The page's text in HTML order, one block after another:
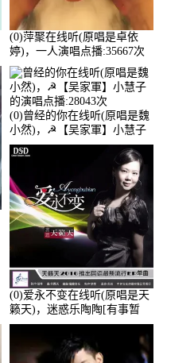
(0)萍聚在线听(原唱是卓依
婷)，一人演唱点播:35667次
(0)曾经的你在线听(原唱是魏
小然)，☭【吴家軍】小慧子
的演唱点播:28043次
(0)爱永不变在线听(原唱是天
籁天)，迷惑乐陶陶[有事暂
离]演唱点播:27678次